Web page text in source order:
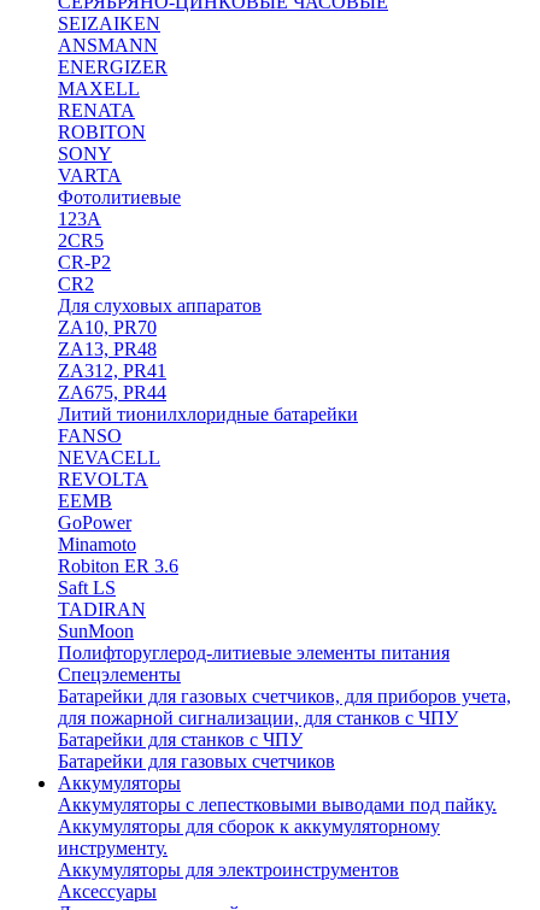
SEIZAIKEN
ANSMANN
ENERGIZER
MAXELL
RENATA
ROBITON
SONY
VARTA
Фотолитиевые
123A
2CR5
CR-P2
CR2
Для слуховых аппаратов
ZA10, PR70
ZA13, PR48
ZA312, PR41
ZA675, PR44
Литий тионилхлоридные батарейки
FANSO
NEVACELL
REVOLTA
EEMB
GoPower
Minamoto
Robiton ER 3.6
Saft LS
TADIRAN
SunMoon
Полифторуглерод-литиевые элементы питания
Спецэлементы
Батарейки для газовых счетчиков, для приборов учета,
для пожарной сигнализации, для станков с ЧПУ
Батарейки для станков с ЧПУ
Батарейки для газовых счетчиков
Аккумуляторы
Аккумуляторы с лепестковыми выводами под пайку.
Аккумуляторы для сборок к аккумуляторному
инструменту.
Аккумуляторы для электроинструментов
Аксессуары